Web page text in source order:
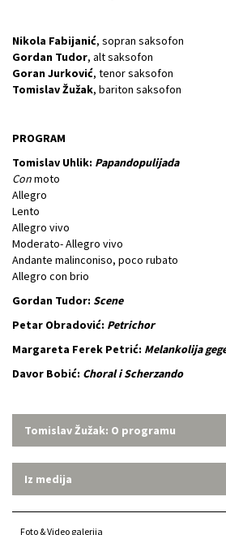
Nikola Fabijanić, sopran saksofon
Gordan Tudor, alt saksofon
Goran Jurković, tenor saksofon
Tomislav Žužak, bariton saksofon
PROGRAM
Tomislav Uhlik: Papandopulijada
Conmoto
Allegro
Lento
Allegro vivo
Moderato- Allegro vivo
Andante malinconiso, poco rubato
Allegro con brio
Gordan Tudor: Scene
Petar Obradović: Petrichor
Margareta Ferek Petrić: Melankolija
Davor Bobić: Choral i Scherzando
Tomislav Žužak: O programu
Iz medija
Foto & Video galerija